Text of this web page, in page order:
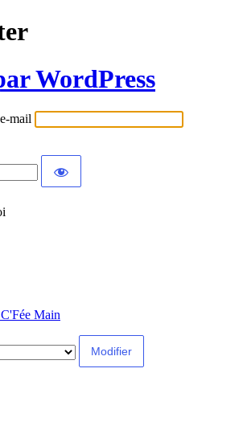
WordPress
mail
Main